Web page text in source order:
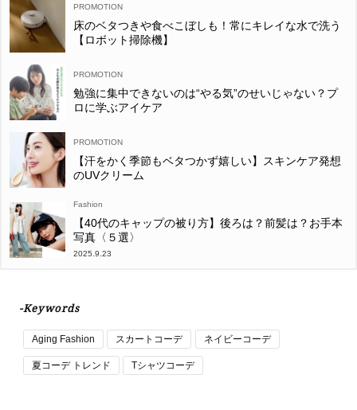
床のベタつきや食べこぼしも！常にキレイな水で洗う
【ロボット掃除機】
勉強に集中できないのは“やる気”のせいじゃない？プ
ロに学ぶアイケア
【汗をかく季節もベタつかず嬉しい】スキンケア発想
のUVクリーム
Fashion
【40代のキャップの被り方】後ろは？前髪は？お手本
写真〈５選〉
2025.9.23
-Keywords
Aging Fashion スカートコーデ ネイビーコーデ
夏コーデ トレンド Tシャツコーデ